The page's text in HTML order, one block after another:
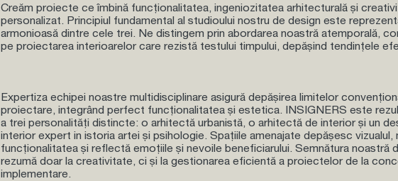
Creăm proiecte ce îmbină funcționalitatea, ingeniozitatea arhitecturală și
personalizat. Principiul fundamental al studioului nostru de design este
armonioasă dintre cele trei. Ne distingem prin abordarea noastră atemporală,
pe proiectarea interioarelor care rezistă testului timpului, depășind tendințele
Expertiza echipei noastre multidisciplinare asigură depășirea limitelor
proiectare, integrând perfect funcționalitatea și estetica. INSIGNERS este
a trei personalități distincte: o arhitectă urbanistă, o arhitectă de interior și un
interior expert in istoria artei și psihologie. Spațiile amenajate depășesc vizualul,
funcționalitatea și reflectă emoțiile și nevoile beneficiarului. Semnătura noastră
rezumă doar la creativitate, ci și la gestionarea eficientă a proiectelor de la
implementare.